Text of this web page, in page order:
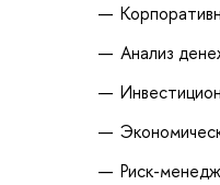
Анализ
Риск-